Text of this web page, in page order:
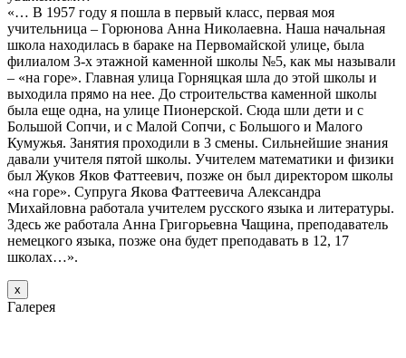
«… В 1957 году я пошла в первый класс, первая моя
учительница – Горюнова Анна Николаевна. Наша начальная
школа находилась в бараке на Первомайской улице, была
филиалом 3-х этажной каменной школы №5, как мы называли
– «на горе». Главная улица Горняцкая шла до этой школы и
выходила прямо на нее. До строительства каменной школы
была еще одна, на улице Пионерской. Сюда шли дети и с
Большой Сопчи, и с Малой Сопчи, с Большого и Малого
Кумужья. Занятия проходили в 3 смены. Сильнейшие знания
давали учителя пятой школы. Учителем математики и физики
был Жуков Яков Фаттеевич, позже он был директором школы
«на горе». Супруга Якова Фаттеевича Александра
Михайловна работала учителем русского языка и литературы.
Здесь же работала Анна Григорьевна Чащина, преподаватель
немецкого языка, позже она будет преподавать в 12, 17
школах…».
х
Галерея